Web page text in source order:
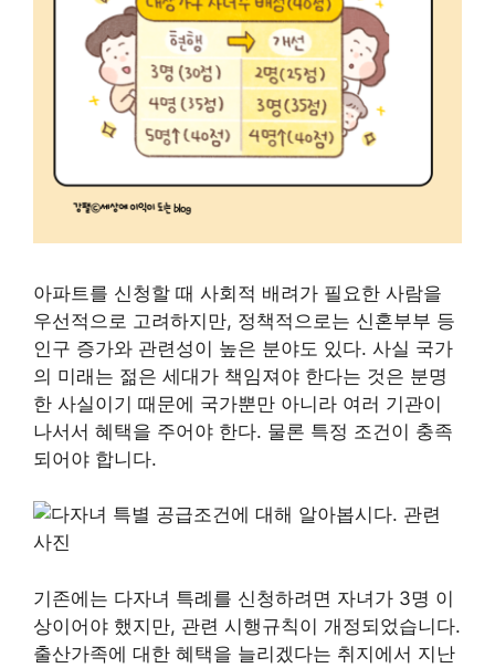
아파트를 신청할 때 사회적 배려가 필요한 사람을
우선적으로 고려하지만, 정책적으로는 신혼부부 등
인구 증가와 관련성이 높은 분야도 있다. 사실 국가
의 미래는 젊은 세대가 책임져야 한다는 것은 분명
한 사실이기 때문에 국가뿐만 아니라 여러 기관이
나서서 혜택을 주어야 한다. 물론 특정 조건이 충족
되어야 합니다.
기존에는 다자녀 특례를 신청하려면 자녀가 3명 이
상이어야 했지만, 관련 시행규칙이 개정되었습니다.
출산가족에 대한 혜택을 늘리겠다는 취지에서 지난